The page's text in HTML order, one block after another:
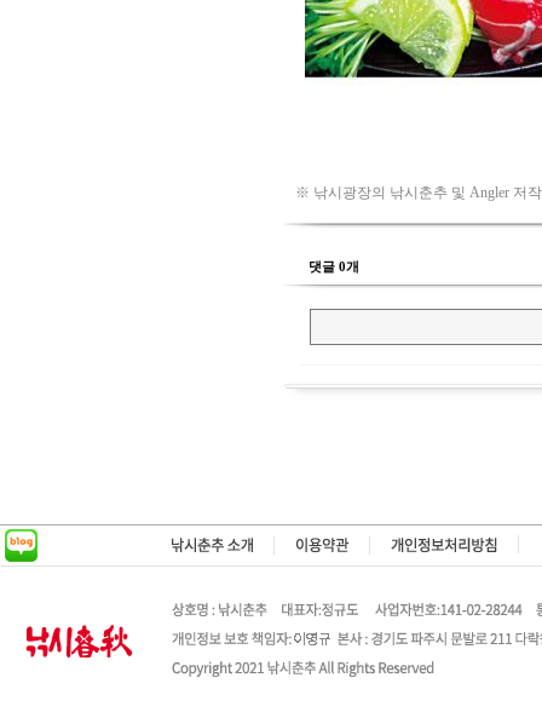
※ 낚시광장의 낚시춘추 및 Angler 저
댓글 0개